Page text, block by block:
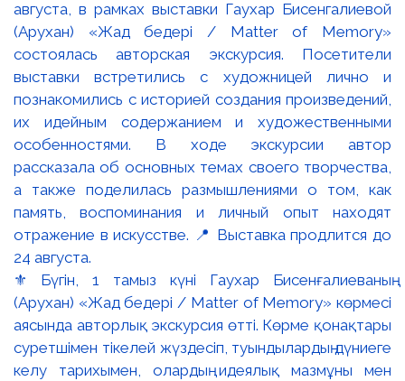
⚜️ Бүгін, 1 тамыз күні Гаухар Бисенғалиеваның
(Арухан) «Жад бедері / Matter of Memory» көрмесі
аясында авторлық экскурсия өтті. Көрме қонақтары
суретшімен тікелей жүздесіп, туындылардың дүниеге
келу тарихымен, олардың идеялық мазмұны мен